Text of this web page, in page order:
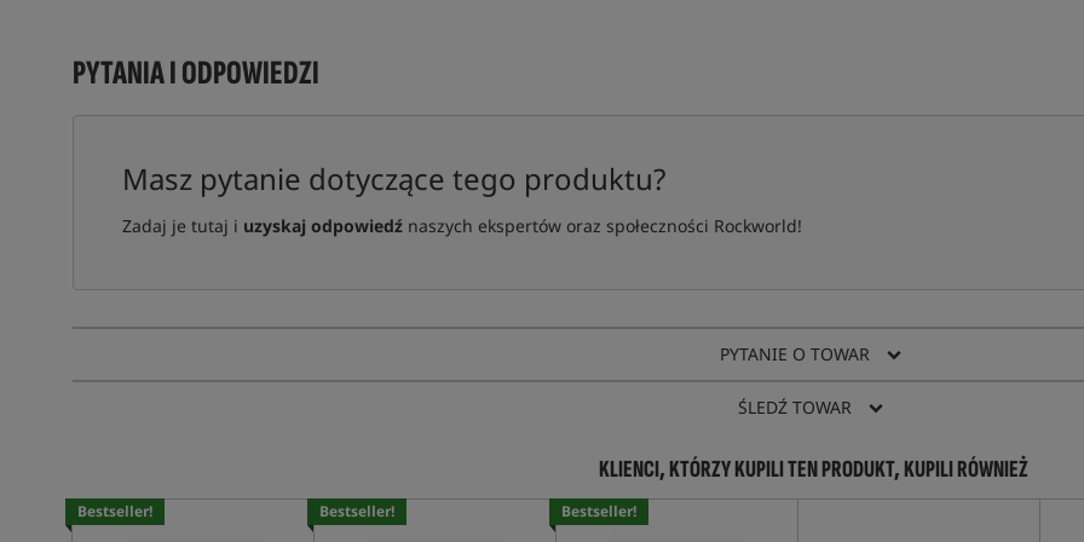
PYTANIA I ODPOWIEDZI
Masz pytanie dotyczące tego produktu?
Zadaj je tutaj i uzyskaj odpowiedźnaszych ekspertów oraz społeczności Rockworld!
PYTANIE O TOWAR
ŚLEDŹ TOWAR
KLIENCI, KTÓRZY KUPILI TEN PRODUKT, KUPILI RÓWNIEŻ
Bestseller! Bestseller! Bestseller!